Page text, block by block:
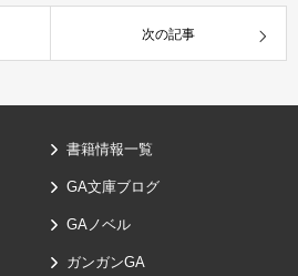
次の記事
書籍情報一覧
GA文庫ブログ
GAノベル
ガンガンGA